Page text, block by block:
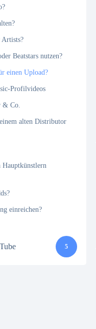
Beatstars nutzen?
einen Upload?
Profilvideos
& Co.
alten Distributor
einreichen?
5